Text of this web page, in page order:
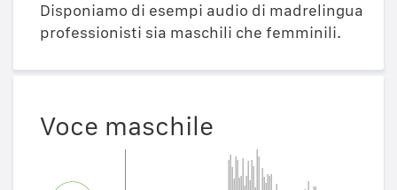
Disponiamo di esempi audio di madrelingua
professionisti sia maschili che femminili.
Voce maschile